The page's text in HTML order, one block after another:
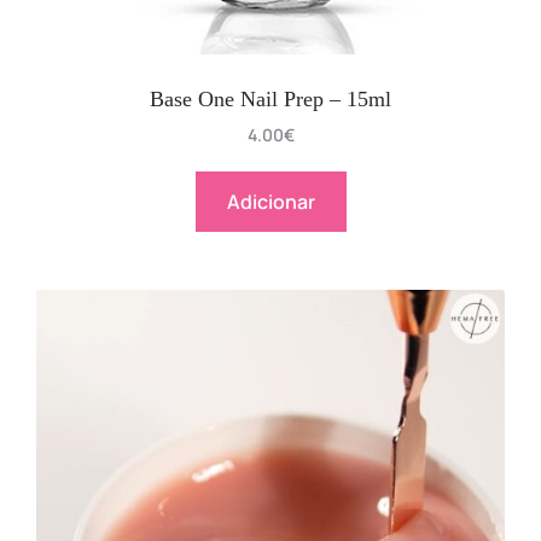
Base One Nail Prep – 15ml
4.00€
Adicionar